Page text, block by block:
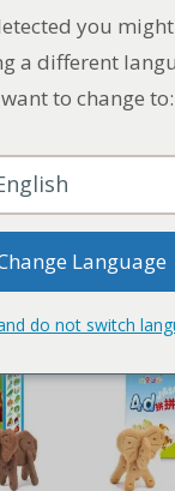
1-12 з 133
Change Language